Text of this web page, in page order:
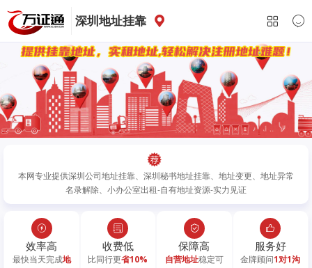
深圳地址挂靠
本网专业提供深圳公司地址挂靠、深圳秘书地址挂靠、地址变更、地址异常
名录解除、小办公室出租-自有地址资源-实力见证
效率高
最快当天完成地
收费低
比同行更省10%
保障高
自营地址稳定可
服务好
金牌顾问1对1沟